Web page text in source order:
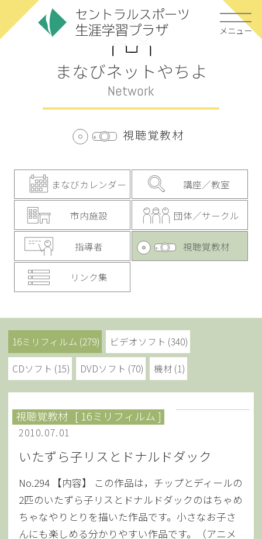
メニュー
まなびネットやちよ
Network
視聴覚教材
まなびカレンダー 講座／教室
市内施設 団体／サークル
指導者 視聴覚教材
リンク集
16ミリフィルム (279) ビデオソフト (340)
CDソフト (15) DVDソフト (70) 機材 (1)
視聴覚教材 [ 16ミリフィルム ]
2010.07.01
いたずら子リスとドナルドダック
No.294 【内容】 この作品は，チップとディールの
2匹のいたずら子リスとドナルドダックのはちゃめ
ちゃなやりとりを描いた作品です。小さなお子さ
んにも楽しめる分かりやすい作品です。（アニメ